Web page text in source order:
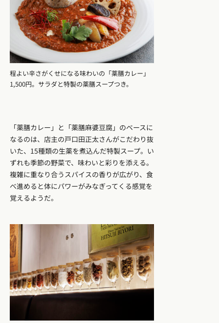
程よい辛さがくせになる味わいの「薬膳カレー」
1,500円。サラダと特製の薬膳スープつき。
「薬膳カレー」と「薬膳麻婆豆腐」のベースに
なるのは、店主の戸口田正太さんがこだわり抜
いた、15種類の生薬を煮込んだ特製スープ。い
ずれも季節の野菜で、味わいと彩りを添える。
複雑に重なり合うスパイスの香りが広がり、食
べ進めると体にパワーがみなぎってくる感覚を
覚えるようだ。